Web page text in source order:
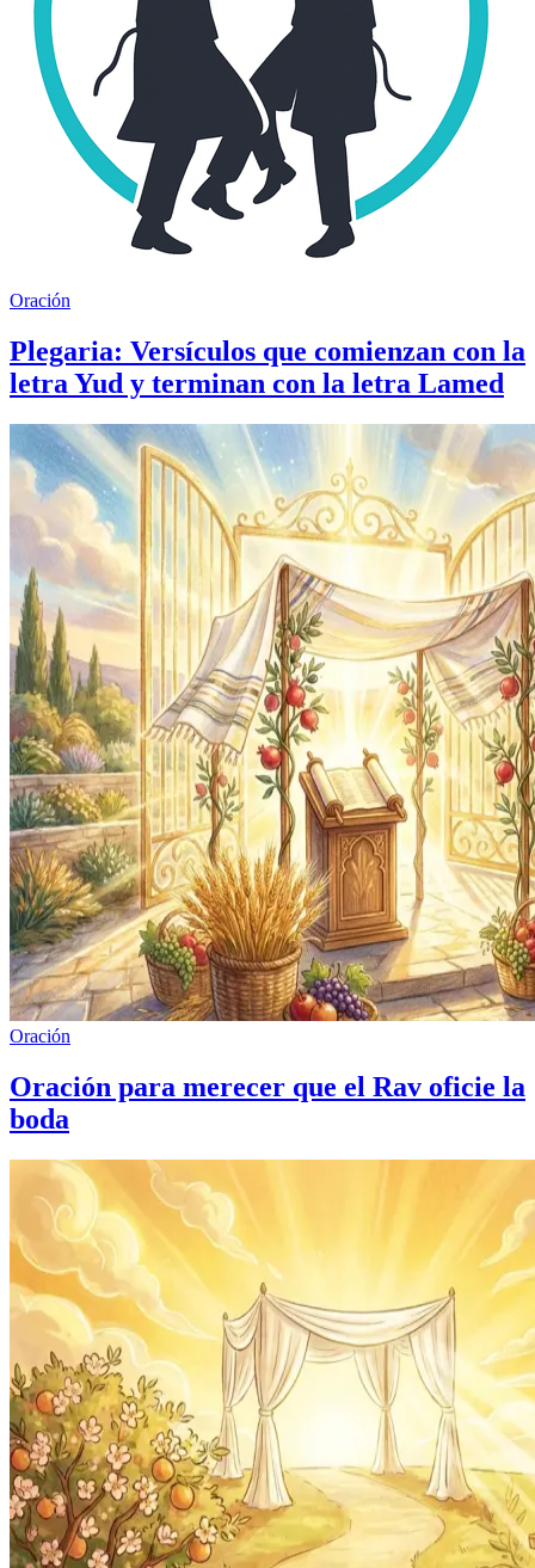
Oración
Plegaria: Versículos que comienzan con la
letra Yud y terminan con la letra Lamed
Oración
Oración para merecer que el Rav oficie la
boda